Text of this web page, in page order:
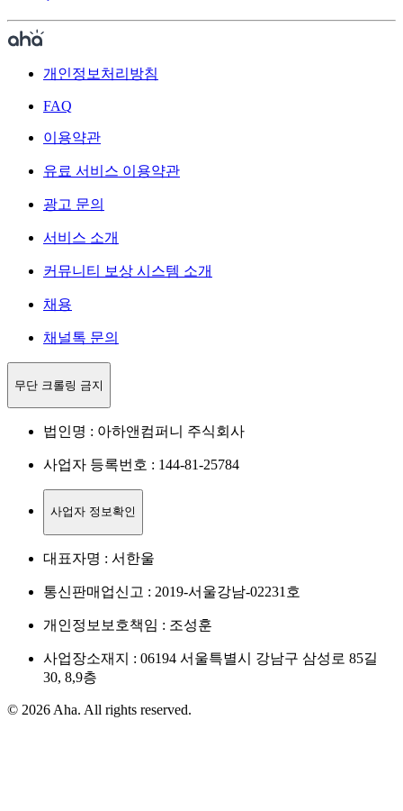
개인정보처리방침
FAQ
이용약관
유료 서비스 이용약관
광고 문의
서비스 소개
커뮤니티 보상 시스템 소개
채용
채널톡 문의
무단 크롤링 금지
법인명 : 아하앤컴퍼니 주식회사
사업자 등록번호 : 144-81-25784
사업자 정보확인
대표자명 : 서한울
통신판매업신고 : 2019-서울강남-02231호
개인정보보호책임 : 조성훈
사업장소재지 : 06194 서울특별시 강남구 삼성로 85길
30, 8,9층
© 2026 Aha. All rights reserved.